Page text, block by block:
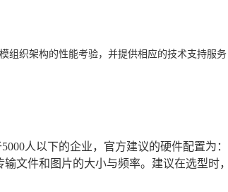
组织架构的性能考验，并提供相应的技术支持服
人以下的企业，官方建议的硬件配置为
文件和图片的大小与频率。建议在选型时